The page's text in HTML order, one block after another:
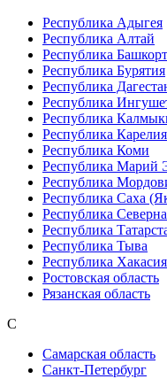
Республика Адыгея
Республика Алтай
Республика
Республика Бурятия
Республика
Республика
Республика
Республика Карелия
Республика Коми
Республика Марий
Республика
Республика Саха
Республика
Республика
Республика Тыва
Республика Хакасия
Ростовская область
Рязанская область
С
Самарская область
Санкт-Петербург